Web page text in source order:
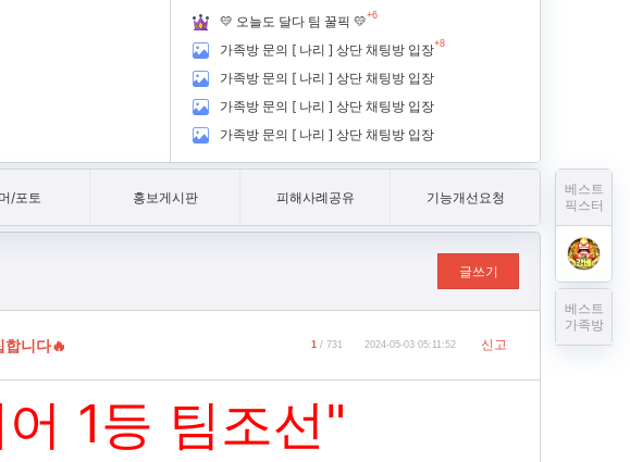
💛 오늘도 달다 팀 꿀픽 💛+6
가족방 문의 [ 나리 ] 상단 채팅방 입장+8
가족방 문의 [ 나리 ] 상단 채팅방 입장
가족방 문의 [ 나리 ] 상단 채팅방 입장
가족방 문의 [ 나리 ] 상단 채팅방 입장
베스트
픽스터
베스트
가족방
/포토 홍보게시판 피해사례공유 기능개선요청
글쓰기
합니다🔥 1 / 731 2024-05-03 05:11:52 신고
1등 팀조선"